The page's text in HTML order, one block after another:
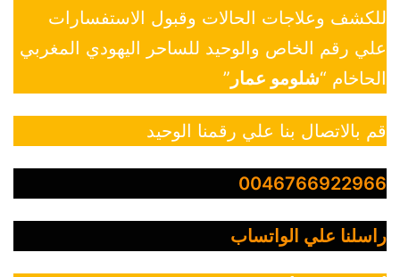
للكشف وعلاجات الحالات وقبول الاستفسارات
علي رقم الخاص والوحيد للساحر اليهودي المغربي
الحاخام “شلومو عمار ”
قم بالاتصال بنا علي رقمنا الوحيد
0046766922966
راسلنا علي الواتساب